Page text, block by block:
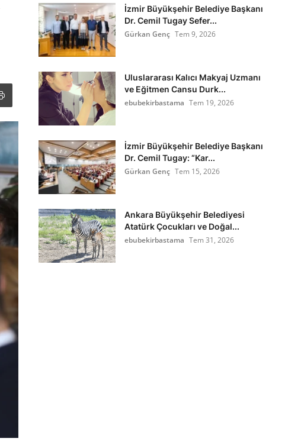
İzmir Büyükşehir Belediye Başkanı
Dr. Cemil Tugay Sefer...
Gürkan Genç Tem 9, 2026
Uluslararası Kalıcı Makyaj Uzmanı
ve Eğitmen Cansu Durk...
ebubekirbastama Tem 19, 2026
İzmir Büyükşehir Belediye Başkanı
Dr. Cemil Tugay: “Kar...
Gürkan Genç Tem 15, 2026
Ankara Büyükşehir Belediyesi
Atatürk Çocukları ve Doğal...
ebubekirbastama Tem 31, 2026